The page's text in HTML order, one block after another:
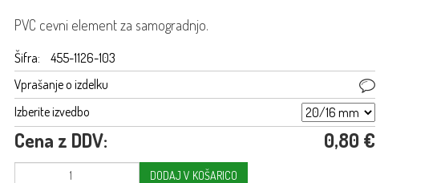
PVC cevni element za samogradnjo.
Šifra:
455-1126-103
Vprašanje o izdelku
Izberite izvedbo
Cena z DDV: 0,80 €
DODAJ V KOŠARICO